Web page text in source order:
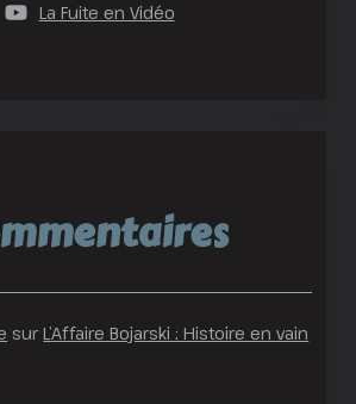
La Fuite en Vidéo
surL’Affaire Bojarski : Histoire en vain